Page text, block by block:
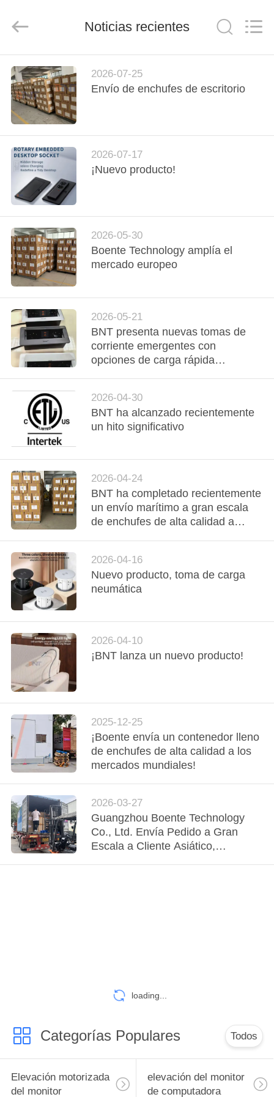
HOGAR
PRODUCTOS
SOBRE
NOSOTROS
VIAJE
DE
LA
FÁBRICA
CONTROL
DE
CALIDAD
ÉNTRENOS
CONTACTO
CON
NOTICIAS
CASOS
CONFERENCE
ROOM
SOLUTION
MAPA
SITIO
PRIVACY
POLICY
Industrial
Developed
ECER
Noticias recientes
2026-07-25
Envío de enchufes de escritorio
2026-07-17
¡Nuevo producto!
2026-05-30
Boente Technology amplía el
mercado europeo
2026-05-21
BNT presenta nuevas tomas de
corriente emergentes con
opciones de carga rápida
2026-04-30
BNT ha alcanzado recientemente
un hito significativo
2026-04-24
BNT ha completado recientemente
un envío marítimo a gran escala
de enchufes de alta calidad a
2026-04-16
Nuevo producto, toma de carga
neumática
2026-04-10
¡BNT lanza un nuevo producto!
2025-12-25
¡Boente envía un contenedor lleno
de enchufes de alta calidad a los
mercados mundiales!
2026-03-27
Guangzhou Boente Technology
Co., Ltd. Envía Pedido a Gran
Escala a Cliente Asiático,
loading...
Categorías Populares Todos
Elevación motorizada
del monitor
elevación del monitor
de computadora